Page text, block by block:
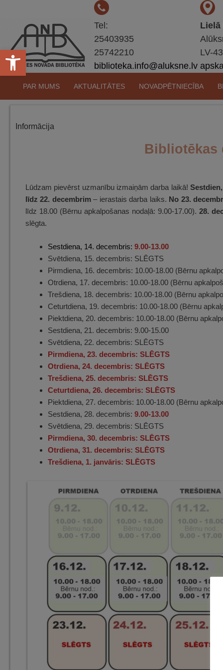
Open toolbar
Tel:
25403935
25742210
biblioteka.info@aluksne.lv
Lielā
LV-
Pāriet
saturu
PAR MUMS AKTUALITĀTES NOVADPĒTNIECĪBA
Informācija
Bibliotēkas
Lūdzam pievērst uzmanību izmaiņām darba laikā!
līdz 22. decembrim– ierastais darba laiks. No 23.
līdz 18.00 (Bērnu apkalpošanas nodaļā: 9.00-17.00).28.
slēgta.
Sestdiena, 14. decembris: 9.00-13.00
Svētdiena, 15. decembris: SLĒGTS
Pirmdiena, 16. decembris: 10.00-18.00 (Bērnu
Otrdiena, 17. decembris: 10.00-18.00 (Bērnu
Trešdiena, 18. decembris: 10.00-18.00 (Bērnu
Ceturtdiena, 19. decembris: 10.00-18.00 (Bērnu
Piektdiena, 20. decembris: 10.00-18.00 (Bērnu
Sestdiena, 21. decembris: 9.00-15.00
Svētdiena, 22. decembris: SLĒGTS
Pirmdiena, 23. decembris: SLĒGTS
Otrdiena, 24. decembris: SLĒGTS
Trešdiena, 25. decembris: SLĒGTS
Ceturtdiena, 26. decembris: SLĒGTS
Piektdiena, 27. decembris: 10.00-18.00 (Bērnu
Sestdiena, 28. decembris: 9.00-13.00
Svētdiena, 29. decembris: SLĒGTS
Pirmdiena, 30. decembris: SLĒGTS
Otrdiena, 31. decembris: SLĒGTS
Trešdiena, 1. janvāris: SLĒGTS